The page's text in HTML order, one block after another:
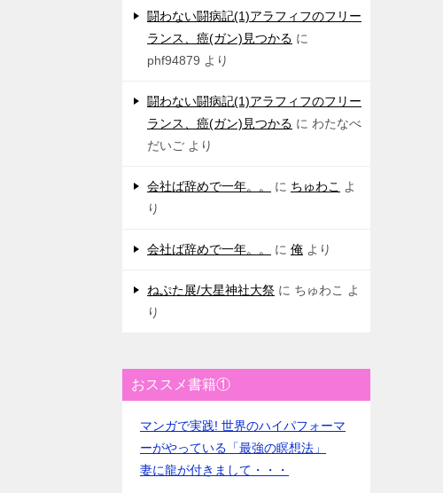
闘わない闘病記(1)アラフィフのフリー
ランス、癌(ガン)見つかる に
phf94879 より
闘わない闘病記(1)アラフィフのフリー
ランス、癌(ガン)見つかる に わたなべ
だいご より
会社ば辞めで一年。。 に ちゅわこ
よ
り
会社ば辞めで一年。。 に 俺 より
ねぷた展/大星神社大祭 に ちゅわこ
よ
り
おススメ書籍①
マンガで実践! 世界のハイパフォーマ
ーがやっている「最強の瞑想法」
妻に龍が付きまして・・・